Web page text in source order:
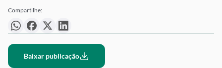
Compartilhe:
Baixar publicação